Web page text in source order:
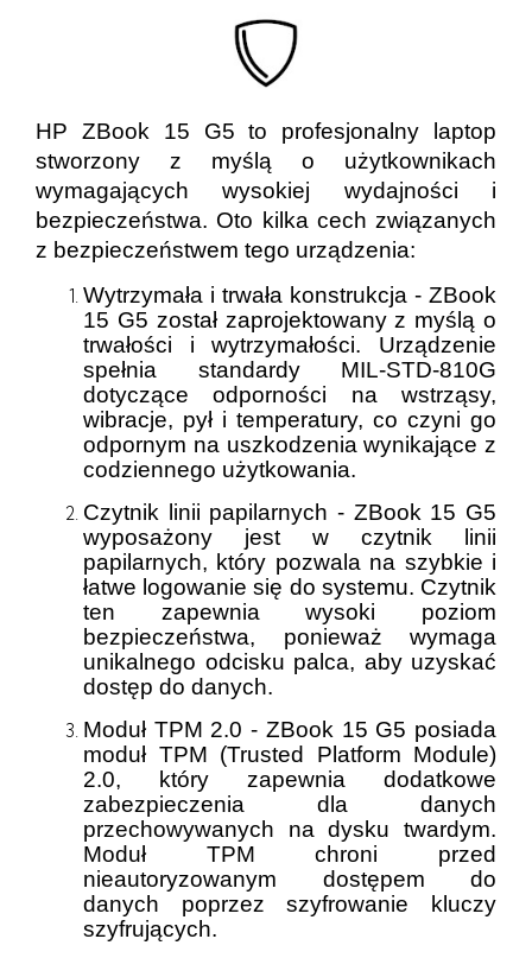
HP ZBook 15 G5 to profesjonalny laptop
stworzony z myślą o użytkownikach
wymagających wysokiej wydajności i
bezpieczeństwa. Oto kilka cech związanych
z bezpieczeństwem tego urządzenia:
Wytrzymała i trwała konstrukcja - ZBook
15 G5 został zaprojektowany z myślą o
trwałości i wytrzymałości. Urządzenie
spełnia standardy MIL-STD-810G
dotyczące odporności na wstrząsy,
wibracje, pył i temperatury, co czyni go
odpornym na uszkodzenia wynikające z
codziennego użytkowania.
Czytnik linii papilarnych - ZBook 15 G5
wyposażony jest w czytnik linii
papilarnych, który pozwala na szybkie i
łatwe logowanie się do systemu. Czytnik
ten zapewnia wysoki poziom
bezpieczeństwa, ponieważ wymaga
unikalnego odcisku palca, aby uzyskać
dostęp do danych.
Moduł TPM 2.0 - ZBook 15 G5 posiada
moduł TPM (Trusted Platform Module)
2.0, który zapewnia dodatkowe
zabezpieczenia dla danych
przechowywanych na dysku twardym.
Moduł TPM chroni przed
nieautoryzowanym dostępem do
danych poprzez szyfrowanie kluczy
szyfrujących.